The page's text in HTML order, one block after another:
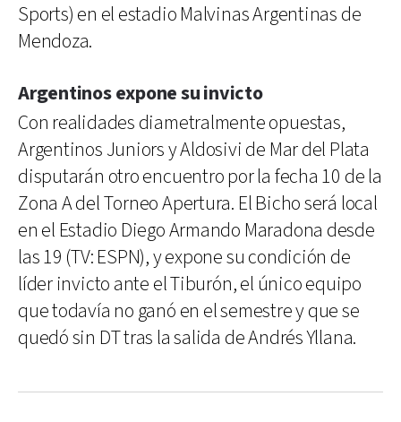
Sports) en el estadio Malvinas Argentinas de
Mendoza.
Argentinos expone su invicto
Con realidades diametralmente opuestas,
Argentinos Juniors y Aldosivi de Mar del Plata
disputarán otro encuentro por la fecha 10 de la
Zona A del Torneo Apertura. El Bicho será local
en el Estadio Diego Armando Maradona desde
las 19 (TV: ESPN), y expone su condición de
líder invicto ante el Tiburón, el único equipo
que todavía no ganó en el semestre y que se
quedó sin DT tras la salida de Andrés Yllana.